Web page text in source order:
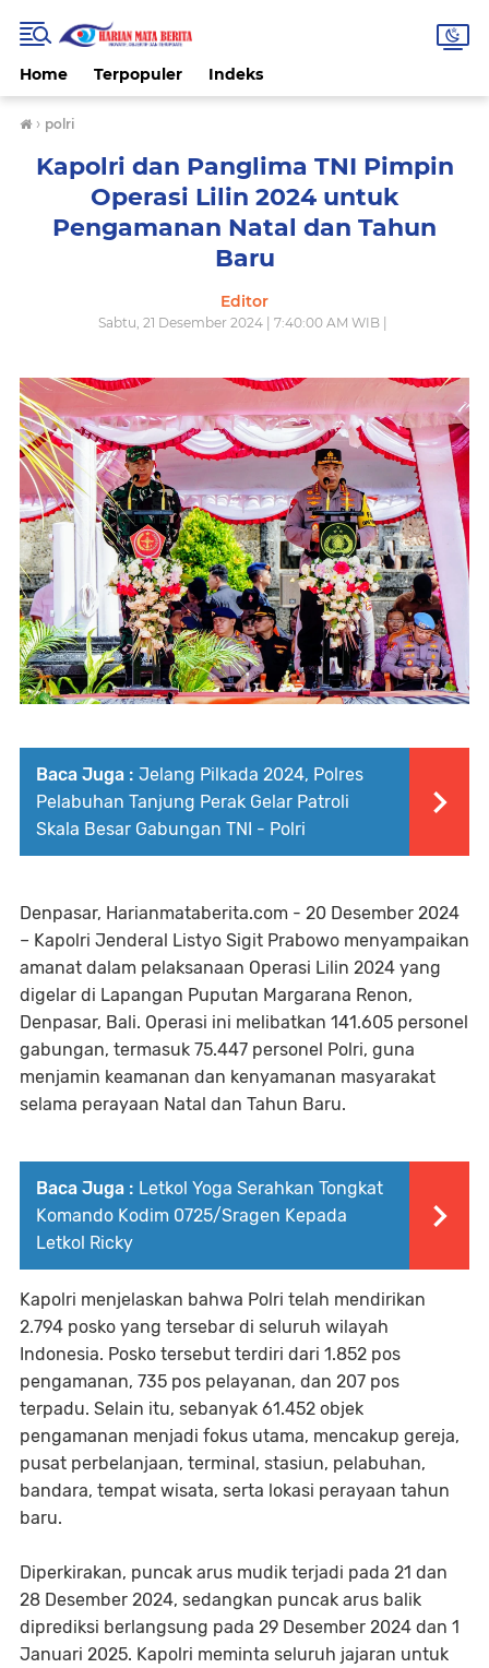
Home Terpopuler Indeks
› polri
Kapolri dan Panglima TNI Pimpin
Operasi Lilin 2024 untuk
Pengamanan Natal dan Tahun
Baru
Editor
Sabtu, 21 Desember 2024 | 7:40:00 AM WIB |
Baca Juga : Jelang Pilkada 2024, Polres
Pelabuhan Tanjung Perak Gelar Patroli
Skala Besar Gabungan TNI - Polri
Denpasar, Harianmataberita.com - 20 Desember 2024
– Kapolri Jenderal Listyo Sigit Prabowo menyampaikan
amanat dalam pelaksanaan Operasi Lilin 2024 yang
digelar di Lapangan Puputan Margarana Renon,
Denpasar, Bali. Operasi ini melibatkan 141.605 personel
gabungan, termasuk 75.447 personel Polri, guna
menjamin keamanan dan kenyamanan masyarakat
selama perayaan Natal dan Tahun Baru.
Baca Juga : Letkol Yoga Serahkan Tongkat
Komando Kodim 0725/Sragen Kepada
Letkol Ricky
Kapolri menjelaskan bahwa Polri telah mendirikan
2.794 posko yang tersebar di seluruh wilayah
Indonesia. Posko tersebut terdiri dari 1.852 pos
pengamanan, 735 pos pelayanan, dan 207 pos
terpadu. Selain itu, sebanyak 61.452 objek
pengamanan menjadi fokus utama, mencakup gereja,
pusat perbelanjaan, terminal, stasiun, pelabuhan,
bandara, tempat wisata, serta lokasi perayaan tahun
baru.
Diperkirakan, puncak arus mudik terjadi pada 21 dan
28 Desember 2024, sedangkan puncak arus balik
diprediksi berlangsung pada 29 Desember 2024 dan 1
Januari 2025. Kapolri meminta seluruh jajaran untuk